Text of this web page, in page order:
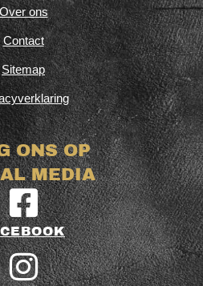
ons
Contact
Sitemap
ONS OP
MEDIA